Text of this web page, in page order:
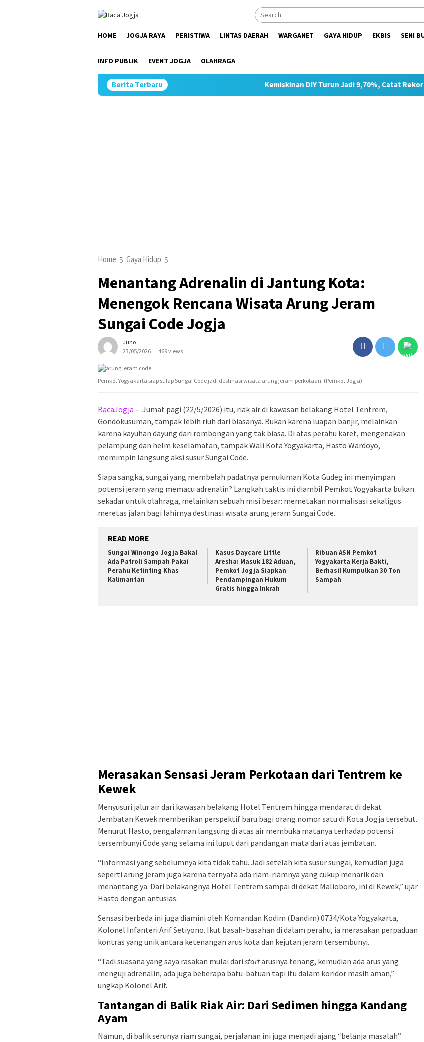
HOME JOGJA RAYA PERISTIWA LINTAS DAERAH WARGANET GAYA HIDUP EKBIS SENI
INFO PUBLIK EVENT JOGJA OLAHRAGA
Berita Terbaru Kemiskinan DIY Turun Jadi 9,70%, Catat Rekor Penurunan
Home Gaya Hidup
Menantang Adrenalin di Jantung Kota:
Menengok Rencana Wisata Arung Jeram
Sungai Code Jogja
Juno
23/05/2026
469 views
Pemkot Yogyakarta siap sulap Sungai Code jadi destinasi wisata arung jeram perkotaan. (Pemkot Jogja)
BacaJogja – Jumat pagi (22/5/2026) itu, riak air di kawasan belakang Hotel Tentrem,
Gondokusuman, tampak lebih riuh dari biasanya. Bukan karena luapan banjir, melainkan
karena kayuhan dayung dari rombongan yang tak biasa. Di atas perahu karet, mengenakan
pelampung dan helm keselamatan, tampak Wali Kota Yogyakarta, Hasto Wardoyo,
memimpin langsung aksi susur Sungai Code.
Siapa sangka, sungai yang membelah padatnya pemukiman Kota Gudeg ini menyimpan
potensi jeram yang memacu adrenalin? Langkah taktis ini diambil Pemkot Yogyakarta bukan
sekadar untuk olahraga, melainkan sebuah misi besar: memetakan normalisasi sekaligus
meretas jalan bagi lahirnya destinasi wisata arung jeram Sungai Code.
READ MORE
Sungai Winongo Jogja Bakal
Ada Patroli Sampah Pakai
Perahu Ketinting Khas
Kalimantan
Kasus Daycare Little
Aresha: Masuk 182 Aduan,
Pemkot Jogja Siapkan
Pendampingan Hukum
Gratis hingga Inkrah
Ribuan ASN Pemkot
Yogyakarta Kerja Bakti,
Berhasil Kumpulkan 30 Ton
Sampah
Merasakan Sensasi Jeram Perkotaan dari Tentrem ke
Kewek
Menyusuri jalur air dari kawasan belakang Hotel Tentrem hingga mendarat di dekat
Jembatan Kewek memberikan perspektif baru bagi orang nomor satu di Kota Jogja tersebut.
Menurut Hasto, pengalaman langsung di atas air membuka matanya terhadap potensi
tersembunyi Code yang selama ini luput dari pandangan mata dari atas jembatan.
“Informasi yang sebelumnya kita tidak tahu. Jadi setelah kita susur sungai, kemudian juga
seperti arung jeram juga karena ternyata ada riam-riamnya yang cukup menarik dan
menantang ya. Dari belakangnya Hotel Tentrem sampai di dekat Malioboro, ini di Kewek,” ujar
Hasto dengan antusias.
Sensasi berbeda ini juga diamini oleh Komandan Kodim (Dandim) 0734/Kota Yogyakarta,
Kolonel Infanteri Arif Setiyono. Ikut basah-basahan di dalam perahu, ia merasakan perpaduan
kontras yang unik antara ketenangan arus kota dan kejutan jeram tersembunyi.
“Tadi suasana yang saya rasakan mulai dari startarusnya tenang, kemudian ada arus yang
menguji adrenalin, ada juga beberapa batu-batuan tapi itu dalam koridor masih aman,”
ungkap Kolonel Arif.
Tantangan di Balik Riak Air: Dari Sedimen hingga Kandang
Ayam
Namun, di balik serunya riam sungai, perjalanan ini juga menjadi ajang “belanja masalah”.